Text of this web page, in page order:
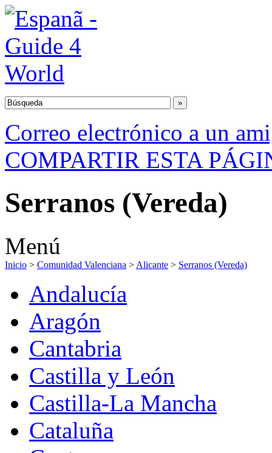
Correo electrónico a un
COMPARTIR ESTA
Serranos (Vereda)
Menú
Inicio > Comunidad Valenciana > Alicante > Serranos (Vereda)
Andalucía
Aragón
Cantabria
Castilla y León
Castilla-La Mancha
Cataluña